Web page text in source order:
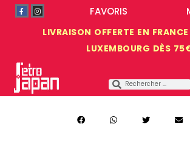
LIVRAISON OFFERTE EN
LUXEMBOURG DÈS
FAVORIS